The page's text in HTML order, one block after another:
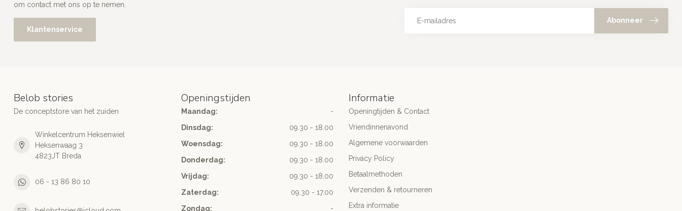
om contact met ons op te nemen.
Klantenservice
Abonneer
Belob stories
De conceptstore van het zuiden
Winkelcentrum Heksenwiel
Heksenwaag 3
4823JT Breda
06 - 13 86 80 10
Openingstijden
Maandag:
-
Dinsdag:
09.30 - 18.00
Woensdag:
09.30 - 18.00
Donderdag:
09.30 - 18.00
Vrijdag:
09.30 - 18.00
Zaterdag:
09.30 - 17.00
Zondag:
-
Informatie
Openingtijden & Contact
Vriendinnenavond
Algemene voorwaarden
Privacy Policy
Betaalmethoden
Verzenden & retourneren
Extra informatie